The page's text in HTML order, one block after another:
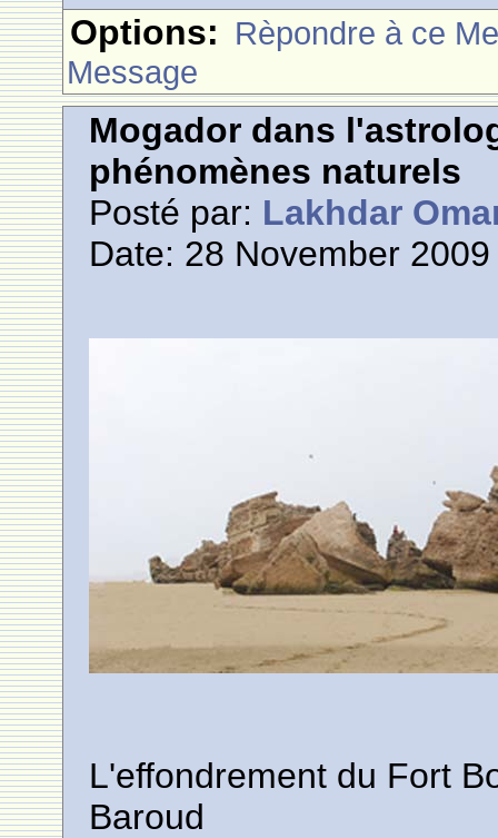
Options: Rèpondre à ce
Message
Mogador dans
phénomènes naturels
Posté par: Lakhdar
Date: 28 November
L'effondrement du Fort
Baroud